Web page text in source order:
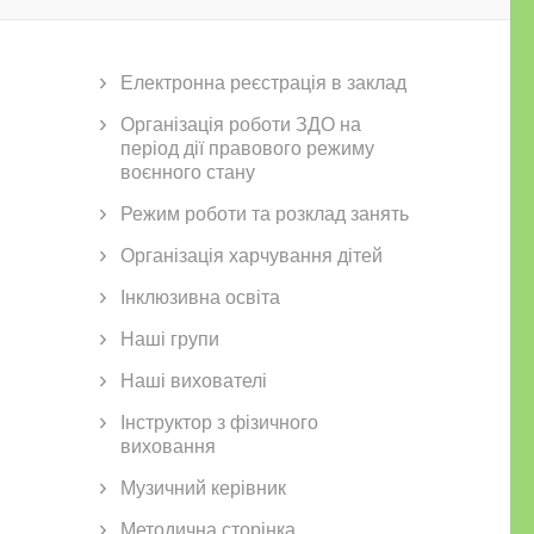
Електронна реєстрація в заклад
Організація роботи ЗДО на
період дії правового режиму
воєнного стану
Режим роботи та розклад занять
Організація харчування дітей
Інклюзивна освіта
Наші групи
Наші вихователі
Інструктор з фізичного
виховання
Музичний керівник
Методична сторінка